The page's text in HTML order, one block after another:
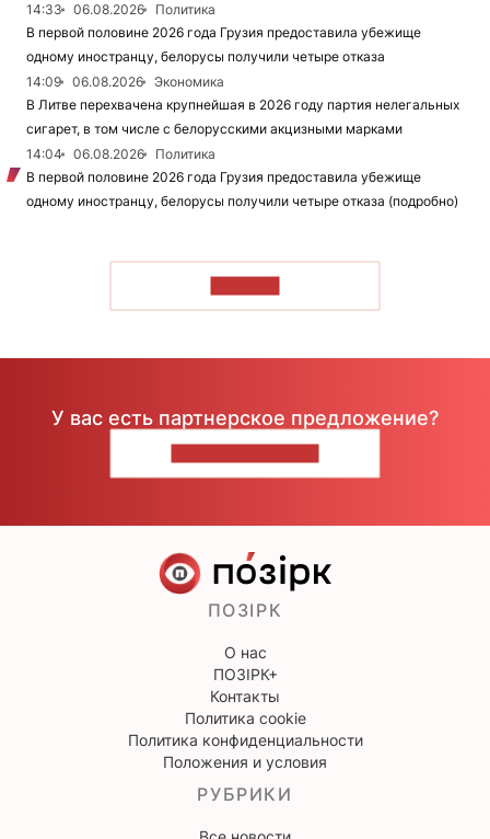
14:33
06.08.2026
Политика
В первой половине 2026 года Грузия предоставила убежище
одному иностранцу, белорусы получили четыре отказа
14:09
06.08.2026
Экономика
В Литве перехвачена крупнейшая в 2026 году партия нелегальных
сигарет, в том числе с белорусскими акцизными марками
14:04
06.08.2026
Политика
В первой половине 2026 года Грузия предоставила убежище
одному иностранцу, белорусы получили четыре отказа (подробно)
У вас есть партнерское предложение?
ПОЗІРК
О нас
ПОЗІРК+
Контакты
Политика cookie
Политика конфиденциальности
Положения и условия
РУБРИКИ